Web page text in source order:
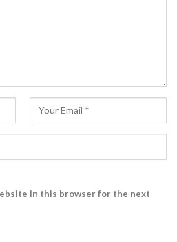
in this browser for the next